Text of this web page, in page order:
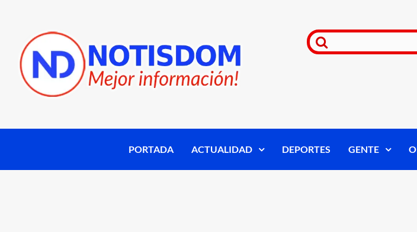
PORTADA ACTUALIDAD DEPORTES GENTE